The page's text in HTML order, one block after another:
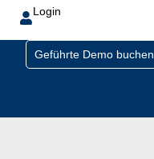
Login
Geführte Demo buchen